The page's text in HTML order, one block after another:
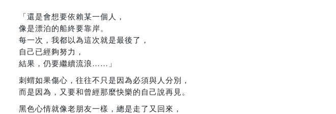
「還是會想要依賴某一個人，
像是漂泊的船終要靠岸。
每一次，我都以為這次就是最後了，
自己已經夠努力，
結果，仍要繼續流浪……」
刺蝟如果傷心，往往不只是因為必須與人分別，
而是因為，又要和曾經那麼快樂的自己說再見。
黑色心情就像老朋友一樣，總是走了又回來，